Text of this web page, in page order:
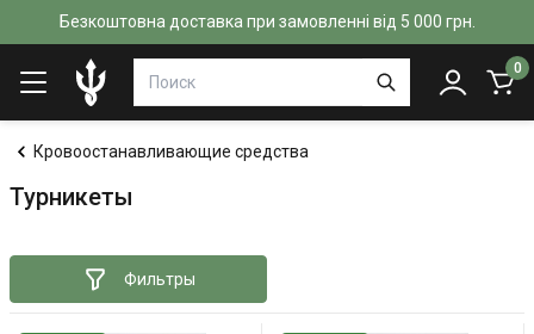
Безкоштовна доставка при замовленні від 5 000 грн.
0
Кровоостанавливающие средства
Турникеты
Фильтры